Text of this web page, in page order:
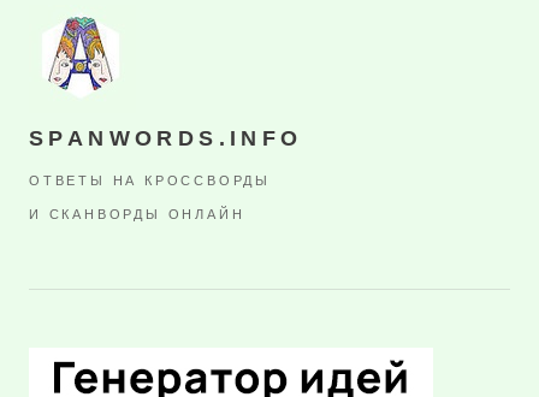
SPANWORDS.INFO
ОТВЕТЫ НА КРОССВОРДЫ
И СКАНВОРДЫ ОНЛАЙН